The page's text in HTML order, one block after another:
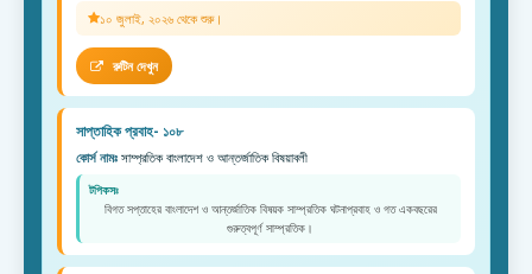
১০ জুলাই, ২০২৬ থেকে শুরু।
রুটিন দেখুন
সাপ্তাহিক প্রবাহ- ১০৮
কোর্স নামঃ সাম্প্রতিক বাংলাদেশ ও আন্তর্জাতিক বিষয়াবলী
টপিকসঃ
বিগত সপ্তাহের বাংলাদেশ ও আন্তর্জাতিক বিষয়ক সাম্প্রতিক ঘটনাপ্রবাহ ও গত একবছরের
গুরুত্বপূর্ণ সাম্প্রতিক।